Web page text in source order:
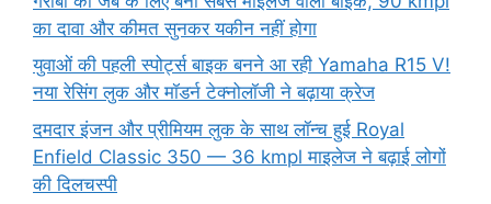
का दावा और कीमत सुनकर यकीन नहीं होगा
युवाओं की पहली स्पोर्ट्स बाइक बनने आ रही Yamaha R15 V!
नया रेसिंग लुक और मॉडर्न टेक्नोलॉजी ने बढ़ाया क्रेज
दमदार इंजन और प्रीमियम लुक के साथ लॉन्च हुई Royal
Enfield Classic 350 — 36 kmpl माइलेज ने बढ़ाई लोगों
की दिलचस्पी